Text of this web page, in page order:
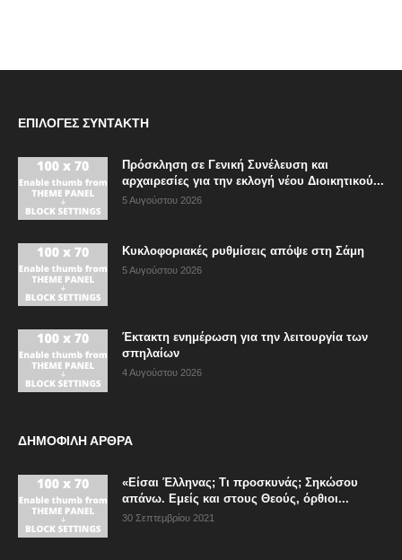
ΕΠΙΛΟΓΈΣ ΣΥΝΤΆΚΤΗ
Πρόσκληση σε Γενική Συνέλευση και
αρχαιρεσίες για την εκλογή νέου Διοικητικού...
5 Αυγούστου 2026
Κυκλοφοριακές ρυθμίσεις απόψε στη Σάμη
5 Αυγούστου 2026
Έκτακτη ενημέρωση για την λειτουργία των
σπηλαίων
4 Αυγούστου 2026
ΔΗΜΟΦΙΛΗ ΑΡΘΡΑ
«Είσαι Έλληνας; Τι προσκυνάς; Σηκώσου
απάνω. Εμείς και στους Θεούς, όρθιοι...
30 Σεπτεμβρίου 2021